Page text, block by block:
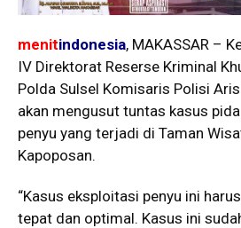
menitindonesia, MAKASSAR –
IV Direktorat Reserse Kriminal
Polda Sulsel Komisaris Polisi
akan mengusut tuntas kasus
penyu yang terjadi di Taman
Kapoposan.
“Kasus eksploitasi penyu ini
tepat dan optimal. Kasus ini